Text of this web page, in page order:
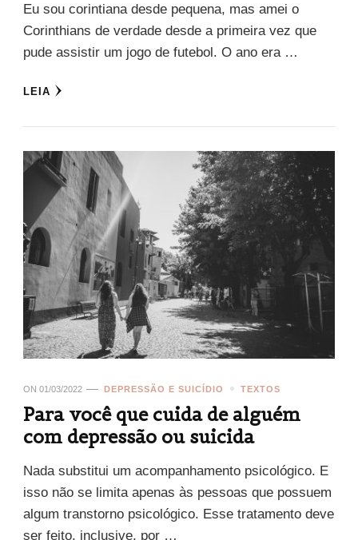
Eu sou corintiana desde pequena, mas amei o
Corinthians de verdade desde a primeira vez que
pude assistir um jogo de futebol. O ano era …
LEIA
ON 01/03/2022 DEPRESSÃO E SUICÍDIO TEXTOS
Para você que cuida de alguém
com depressão ou suicida
Nada substitui um acompanhamento psicológico. E
isso não se limita apenas às pessoas que possuem
algum transtorno psicológico. Esse tratamento deve
ser feito, inclusive, por …